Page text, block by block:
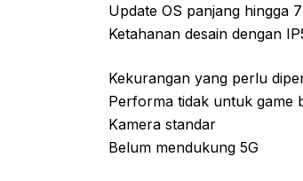
Update OS panjang hingga
Ketahanan desain dengan
Kekurangan yang perlu
Performa tidak untuk game
Kamera standar
Belum mendukung 5G